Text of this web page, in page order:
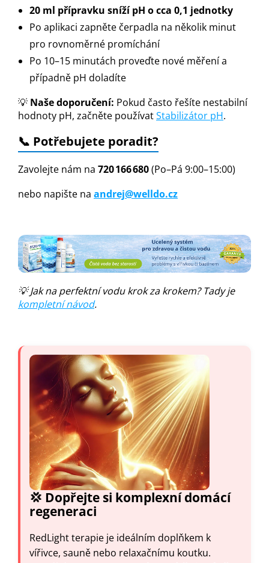
20 ml přípravku sníží pH o cca 0,1 jednotky
Po aplikaci zapněte čerpadla na několik minut
pro rovnoměrné promíchání
Po 10–15 minutách proveďte nové měření a
případně pH doladíte
💡 Naše doporučení: Pokud často řešíte nestabilní
hodnoty pH, začněte používatStabilizátor pH.
📞 Potřebujete poradit?
Zavolejte nám na 720 166 680(Po–Pá 9:00–15:00)
nebo napište na andrej@welldo.cz
💡 Jak na perfektní vodu krok za krokem? Tady je
kompletní návod.
💢 Dopřejte si komplexní domácí
regeneraci
RedLight terapie je ideálním doplňkem k
vířivce, sauně nebo relaxačnímu koutku.